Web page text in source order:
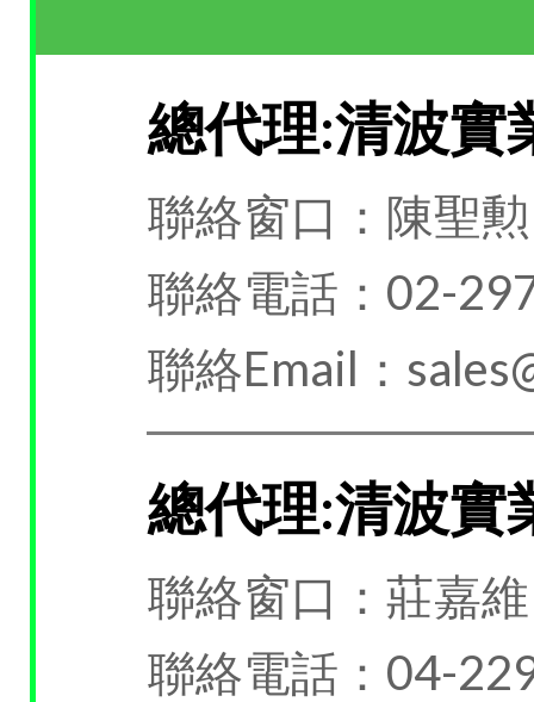
總代理:清波實
聯絡窗口：陳聖勲
聯絡電話：02-
聯絡Email：
總代理:清波實
聯絡窗口：莊嘉維
聯絡電話：04-